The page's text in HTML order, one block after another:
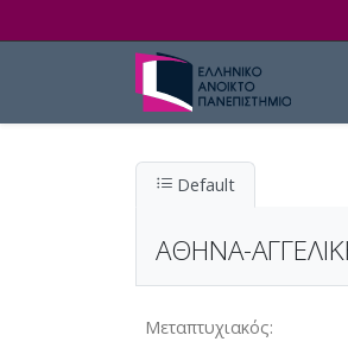
Default
ΑΘΗΝΑ-
Μεταπτυχιακός